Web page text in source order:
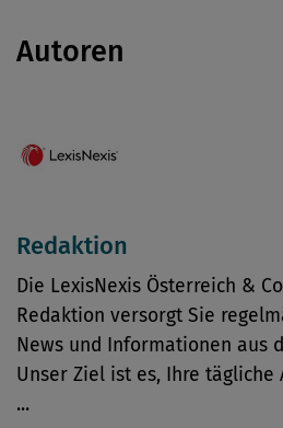
Autoren
Redaktion
Die LexisNexis Österreich &
Redaktion versorgt Sie
News und Informationen aus
Unser Ziel ist es, Ihre tägliche
...